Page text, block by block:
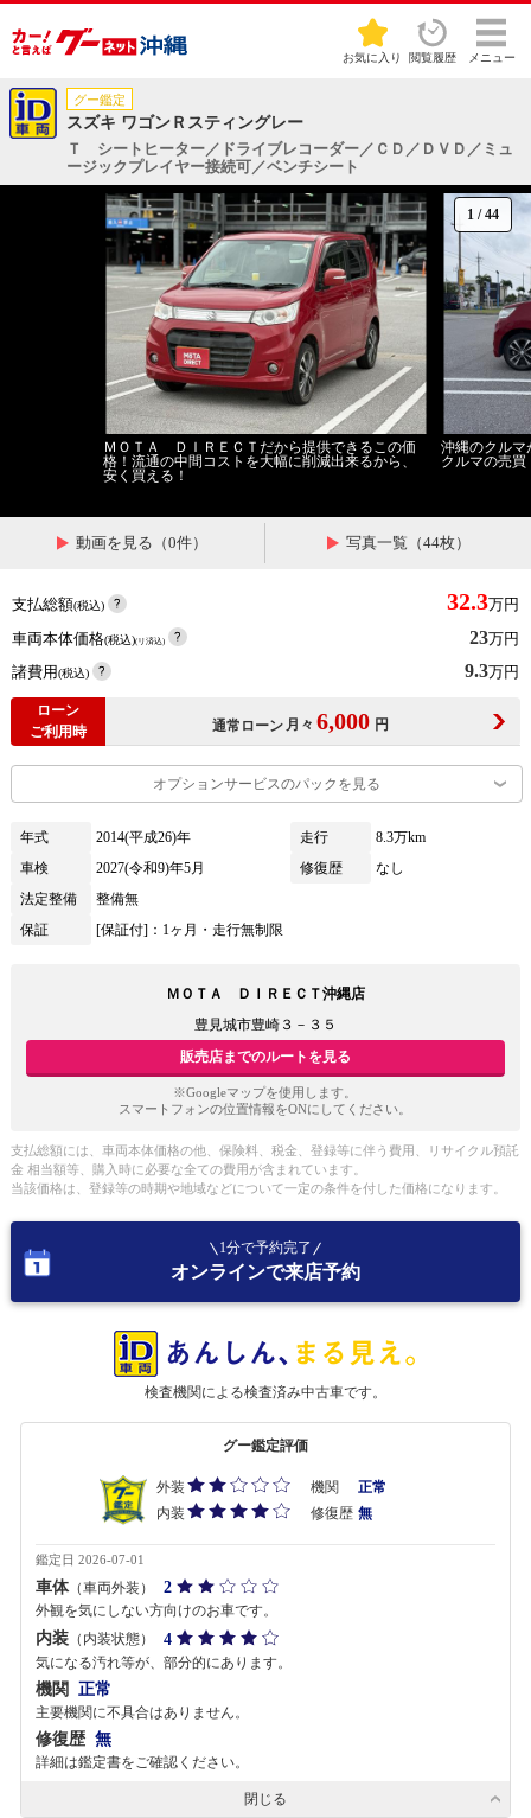
お気に入り 閲覧履歴 メニュー
グー鑑定
スズキ ワゴンＲスティングレー
Ｔ シートヒーター／ドライブレコーダー／ＣＤ／ＤＶＤ／ミュ
ージックプレイヤー接続可／ベンチシート
1 /44
ＭＯＴＡ ＤＩＲＥＣＴだから提供できるこの価
格！流通の中間コストを大幅に削減出来るから、
安く買える！
沖縄のクルマ
クルマの売買
動画を見る（0件） 写真一覧（44枚）
支払総額(税込) 32.3万円
車両本体価格(税込)(リ済込) 23万円
諸費用(税込) 9.3万円
ローン
ご利用時
通常ローン 月々 6,000 円
オプションサービスのパックを見る
年式 2014(平成26)年 走行
8.3万km
車検
2027(令和9)年5月 修復歴
なし
法定整備
整備無
保証
[保証付]：1ヶ月・走行無制限
ＭＯＴＡ ＤＩＲＥＣＴ沖縄店
豊見城市豊崎３－３５
販売店までのルートを見る
※Googleマップを使用します。
スマートフォンの位置情報をONにしてください。
支払総額には、車両本体価格の他、保険料、税金、登録等に伴う費用、リサイクル預託
金 相当額等、購入時に必要な全ての費用が含まれています。
当該価格は、登録等の時期や地域などについて一定の条件を付した価格になります。
1分で予約完了
オンラインで来店予約
検査機関による検査済み中古車です。
グー鑑定評価
外装 機関
正常
内装
修復歴 無
鑑定日 2026-07-01
車体（車両外装） 2
外観を気にしない方向けのお車です。
内装 （内装状態） 4
気になる汚れ等が、部分的にあります。
機関 正常
主要機関に不具合はありません。
修復歴 無
詳細は鑑定書をご確認ください。
閉じる